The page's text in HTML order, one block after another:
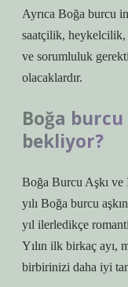
Ayrıca Boğa burcu
saatçilik, heykelcilik,
ve sorumluluk
olacaklardır.
Boğa burcu
bekliyor?
Boğa Burcu Aşkı
yılı Boğa burcu
yıl ilerledikçe
Yılın ilk birkaç ayı,
birbirinizi daha iyi